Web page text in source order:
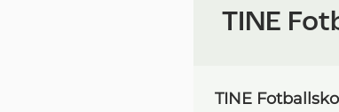
TINE
TINE